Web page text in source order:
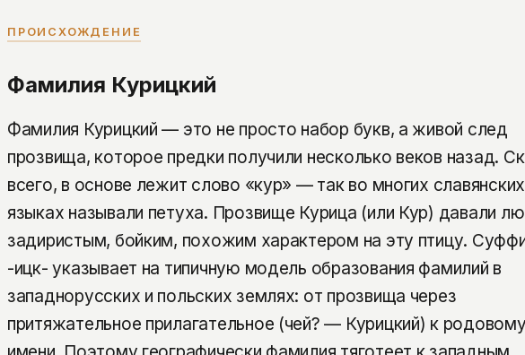
ПРОИСХОЖДЕНИЕ
Фамилия Курицкий
Фамилия Курицкий — это не просто набор букв, а живой след
прозвища, которое предки получили несколько веков назад.
всего, в основе лежит слово «кур» — так во многих славянских
языках называли петуха. Прозвище Курица (или Кур) давали
задиристым, бойким, похожим характером на эту птицу.
-ицк- указывает на типичную модель образования фамилий в
западнорусских и польских землях: от прозвища через
притяжательное прилагательное (чей? — Курицкий) к родовому